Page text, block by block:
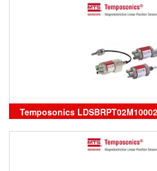
Level Transmitter
Temposonics
Temposonics, cảm biến vị trí
temposonics